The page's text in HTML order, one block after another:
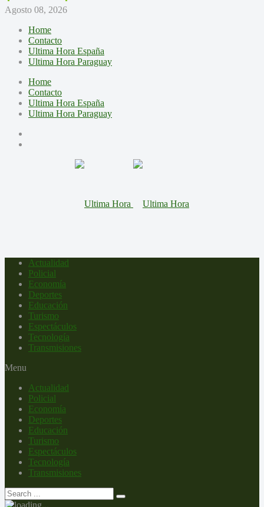
Agosto 08, 2026
Home
Contacto
Ultima Hora España
Ultima Hora Paraguay
Home
Contacto
Ultima Hora España
Ultima Hora Paraguay
Actualidad
Policial
Economía
Deportes
Educación
Turismo
Espectáculos
Tecnología
Transmisiones
Menu
Actualidad
Policial
Economía
Deportes
Educación
Turismo
Espectáculos
Tecnología
Transmisiones